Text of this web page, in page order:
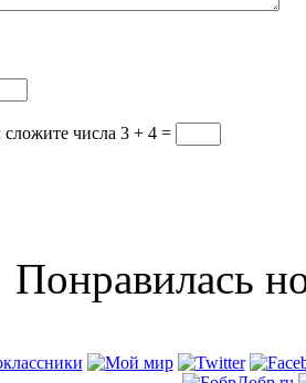
числа 3 + 4 =
Понравилась